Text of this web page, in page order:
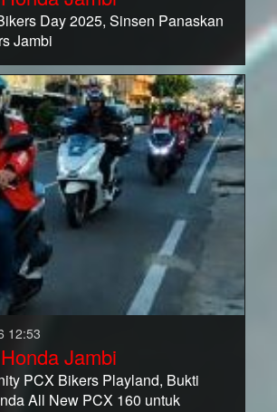
Day 2025, Sinsen Panaskan
Jambi
12:53
Jambi
PCX Bikers Playland, Bukti
All New PCX 160 untuk